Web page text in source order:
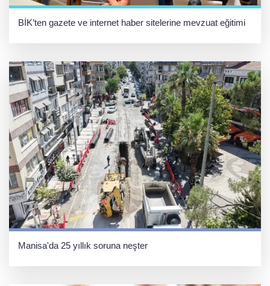
BİK’ten gazete ve internet haber sitelerine mevzuat eğitimi
Manisa'da 25 yıllık soruna neşter